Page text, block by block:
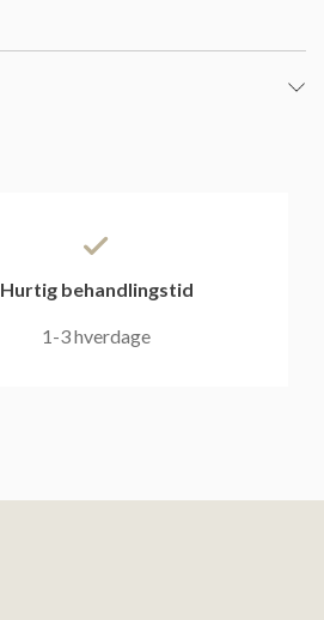
Hurtig behandlingstid
1-3 hverdage